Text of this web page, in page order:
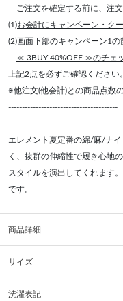
ご注文を確定する前に、注
(1)お会計にキャンペーン・ク
(2)画面下部のキャンペーン1の
≪ 3BUY 40%OFF ≫のチェ
上記2点を必ずご確認ください。
※他注文(他会計)との商品点数
----------------------------------------
エレメント夏定番の綿/麻/ナ
く、抜群の伸縮性で履き心地
スタイルを演出してくれます
です。
商品詳細
サイズ
洗濯表記